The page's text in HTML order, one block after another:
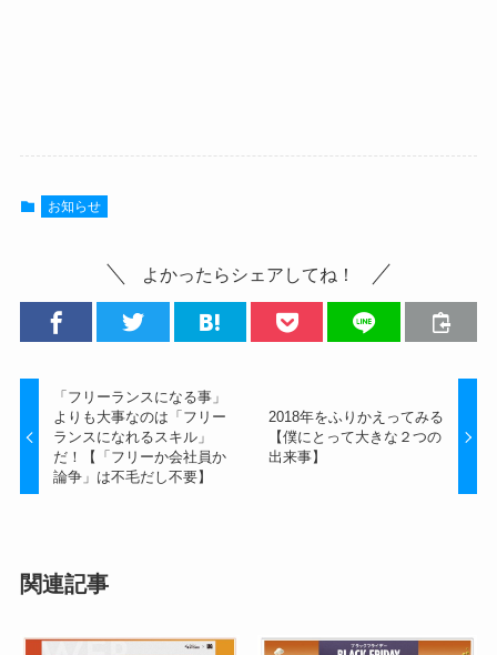
お知らせ
よかったらシェアしてね！
「フリーランスになる事」
よりも大事なのは「フリー
ランスになれるスキル」
だ！【「フリーか会社員か
論争」は不毛だし不要】
2018年をふりかえってみる
【僕にとって大きな２つの
出来事】
関連記事